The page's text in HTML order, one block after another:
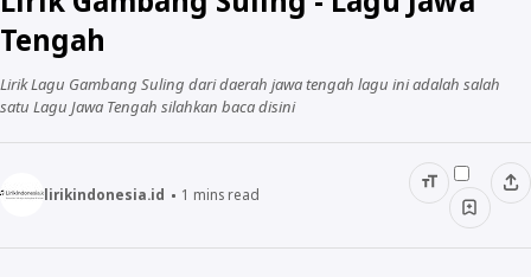
NELA KARISMA
ALMANAR
Tengah
Lirik Lagu Gambang Suling dari daerah jawa tengah lagu ini adalah salah
satu Lagu Jawa Tengah silahkan baca disini
lirikindonesia.id 1 mins read